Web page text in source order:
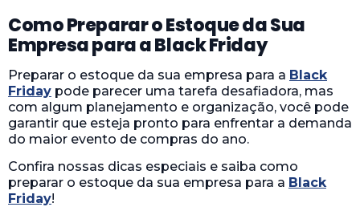
Como Preparar o Estoque da Sua
Empresa para a Black Friday
Preparar o estoque da sua empresa para a Black
Friday pode parecer uma tarefa desafiadora, mas
com algum planejamento e organização, você pode
garantir que esteja pronto para enfrentar a demanda
do maior evento de compras do ano.
Confira nossas dicas especiais e saiba como
preparar o estoque da sua empresa para a Black
Friday!